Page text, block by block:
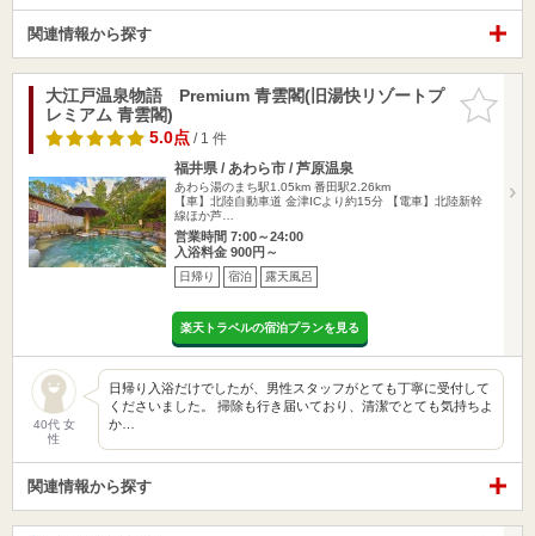
関連情報から探す
お気に入
りに追加
大江戸温泉物語 Premium 青雲閣(旧湯快リゾートプ
レミアム 青雲閣)
5.0点/ 1 件
福井県 / あわら市 / 芦原温泉
あわら湯のまち駅1.05km 番田駅2.26km
【車】北陸自動車道 金津ICより約15分 【電車】北陸新幹
線ほか芦…
営業時間 7:00～24:00
入浴料金 900円～
日帰り 宿泊 露天風呂
楽天トラベルの宿泊プランを見る
40代 女
性
日帰り入浴だけでしたが、男性スタッフがとても丁寧に受付して
くださいました。 掃除も行き届いており、清潔でとても気持ちよ
か…
関連情報から探す